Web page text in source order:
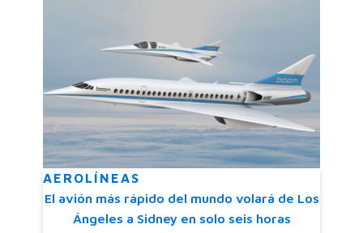
AEROLÍNEAS
El avión más rápido del mundo volará de Los
Ángeles a Sidney en solo seis horas